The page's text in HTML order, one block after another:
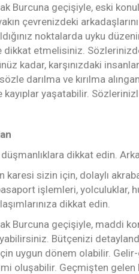
Burcuna geçişiyle, eski
çevrenizdeki
noktalarda uyku
dikkat etmelisiniz.
kadar, karşınızdaki
darılma ve kırılma
kayıplar yaşatabilir.
dikkat edin.
karesi sizin için, dolaylı
işlemleri, yolculuklar,
dikkat edin.
Burcuna geçişiyle, maddi
Bütçenizi
uygun dönem olabilir.
oluşabilir. Geçmişten